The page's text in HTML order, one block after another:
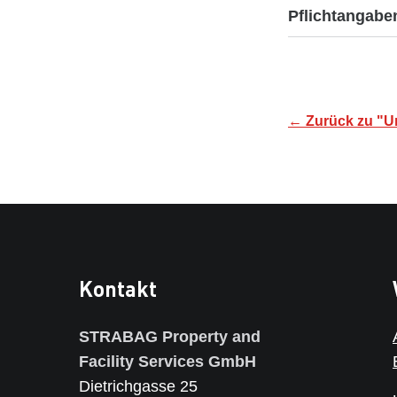
← Zurück zu
Kontakt
STRABAG Property and
Facility Services GmbH
Dietrichgasse 25